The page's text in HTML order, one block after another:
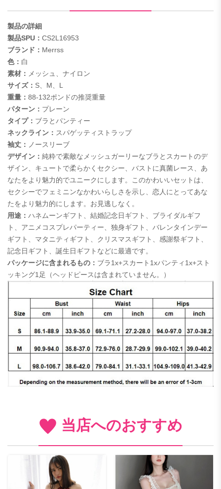
製品の詳細
製品SPU： CS2L16953
ブランド： Merrss
色： 白
素材： メッシュ、ナイロン
サイズ： S、M、L
重量： 88-132ポンドの推奨重量
パターン： プレーン
タイプ： ブラとパンティー
ネックライン： スパゲッティストラップ
袖丈： ノースリーブ
デザイン： 純粋で素敵なメッシュガーリーなブラとスカートのデ
ザイン、キュートで柔らかくセクシー、バストに真菌レース、あ
なたをより魅力的でユニークにします。このかわいいセットは、
セクシーでフェミニンなかわいらしさを示し、恋人にとってあな
たをより魅力的にします。お見逃しなく。
用途： ハネムーンギフト、結婚記念日ギフト、ブライダルギフ
ト、アニメコスプレパーティー、独身ギフト、バレンタインデー
ギフト、マタニティギフト、クリスマスギフト、感謝祭ギフト、
記念日ギフト、誕生日ギフトなどに最適です。
パッケージに含まれるもの： ブラ1x+スカート1xパンティ1x+スト
ッキング1足（ヘッドピースは含まれていません。）
当店へのおすすめ